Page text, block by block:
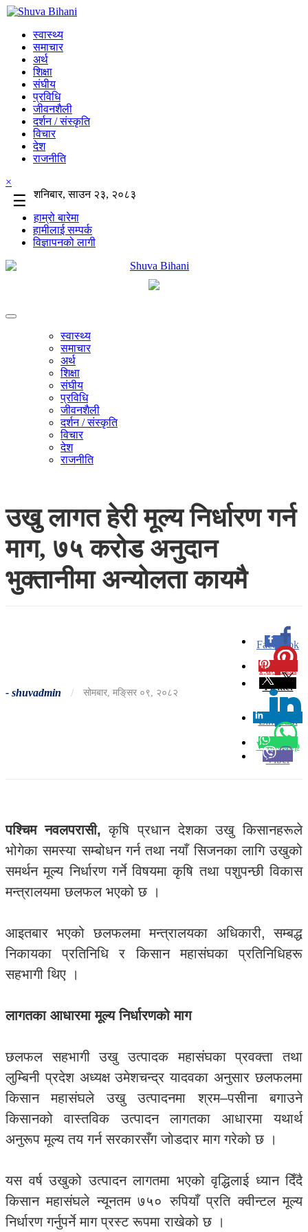
स्वास्थ्य
समाचार
अर्थ
शिक्षा
संघीय
प्रविधि
जीवनशैली
दर्शन / संस्कृति
विचार
देश
राजनीति
×
☰
शनिबार, साउन २३, २०८३
हाम्रो बारेमा
हामीलाई सम्पर्क
विज्ञापनको लागी
स्वास्थ्य
समाचार
अर्थ
शिक्षा
संघीय
प्रविधि
जीवनशैली
दर्शन / संस्कृति
विचार
देश
राजनीति
उखु लागत हेरी मूल्य निर्धारण गर्न
माग, ७५ करोड अनुदान
भुक्तानीमा अन्योलता कायमै
- shuvadmin / सोमबार, मङि्सर ०९, २०८२
Facebook
0
Pinterest
Twitter
Linkedin
0
Whatsapp
Viber
पश्चिम नवलपरासी, कृषि प्रधान देशका उखु किसानहरूले
भोगेका समस्या सम्बोधन गर्न तथा नयाँ सिजनका लागि उखुको
समर्थन मूल्य निर्धारण गर्ने विषयमा कृषि तथा पशुपन्छी विकास
मन्त्रालयमा छलफल भएको छ ।
आइतबार भएको छलफलमा मन्त्रालयका अधिकारी, सम्बद्ध
निकायका प्रतिनिधि र किसान महासंघका प्रतिनिधिहरू
सहभागी थिए ।
लागतका आधारमा मूल्य निर्धारणको माग
छलफल सहभागी उखु उत्पादक महासंघका प्रवक्ता तथा
लुम्बिनी प्रदेश अध्यक्ष उमेशचन्द्र यादवका अनुसार छलफलमा
किसान महासंघले उखु उत्पादनमा श्रम–पसीना बगाउने
किसानको वास्तविक उत्पादन लागतका आधारमा यथार्थ
अनुरूप मूल्य तय गर्न सरकारसँग जोडदार माग गरेको छ ।
यस वर्ष उखुको उत्पादन लागतमा भएको वृद्धिलाई ध्यान दिँदै
किसान महासंघले न्यूनतम ७५० रुपियाँ प्रति क्वीन्टल मूल्य
निर्धारण गर्नुपर्ने माग प्रस्ट रूपमा राखेको छ ।